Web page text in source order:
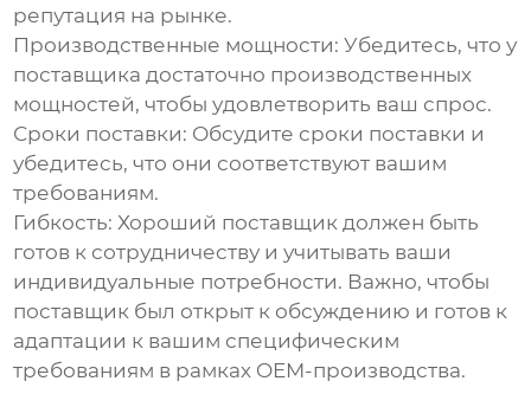
репутация на рынке.
Производственные мощности: Убедитесь, что у
поставщика достаточно производственных
мощностей, чтобы удовлетворить ваш спрос.
Сроки поставки: Обсудите сроки поставки и
убедитесь, что они соответствуют вашим
требованиям.
Гибкость: Хороший поставщик должен быть
готов к сотрудничеству и учитывать ваши
индивидуальные потребности. Важно, чтобы
поставщик был открыт к обсуждению и готов к
адаптации к вашим специфическим
требованиям в рамках OEM-производства.